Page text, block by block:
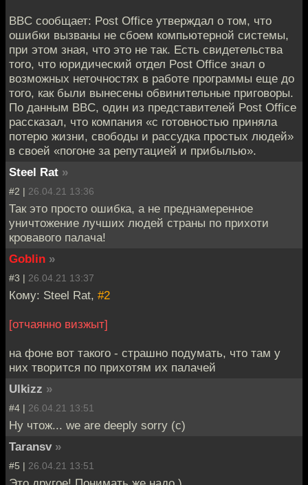
BBC сообщает: Post Office утверждал о том, что
ошибки вызваны не сбоем компьютерной системы,
при этом зная, что это не так. Есть свидетельства
того, что юридический отдел Post Office знал о
возможных неточностях в работе программы еще до
того, как были вынесены обвинительные приговоры.
По данным BBC, один из представителей Post Office
рассказал, что компания «с готовностью приняла
потерю жизни, свободы и рассудка простых людей»
в своей «погоне за репутацией и прибылью».
Steel Rat »
#2 | 26.04.21 13:36
Так это просто ошибка, а не преднамеренное
уничтожение лучших людей страны по прихоти
кровавого палача!
Goblin »
#3 | 26.04.21 13:37
Кому: Steel Rat, #2
[отчаянно визжыт]
на фоне вот такого - страшно подумать, что там у
них творится по прихотям их палачей
Ulkizz »
#4 | 26.04.21 13:51
Ну чтож... we are deeply sorry (c)
Taransv »
#5 | 26.04.21 13:51